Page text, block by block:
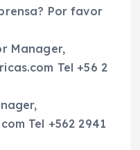
Por favor
Manager,
Tel +56 2
Tel +562 2941